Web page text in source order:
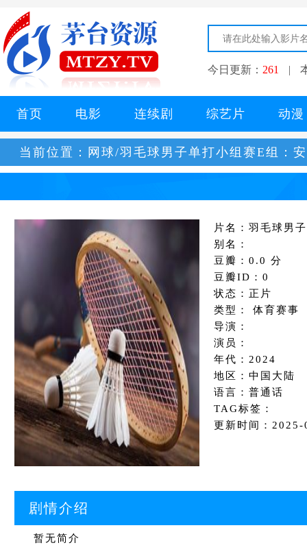
今日更新： 261 |
首页 电影 连续剧 综艺片 动漫
当前位置： 网球/羽毛球男子单打小组赛E组：
片名：羽毛球男
别名：
豆瓣：0.0 分
豆瓣ID：0
状态：正片
类型： 体育赛事
导演：
演员：
年代：2024
地区：中国大陆
语言：普通话
TAG标签：
更新时间：
剧情介绍
暂无简介